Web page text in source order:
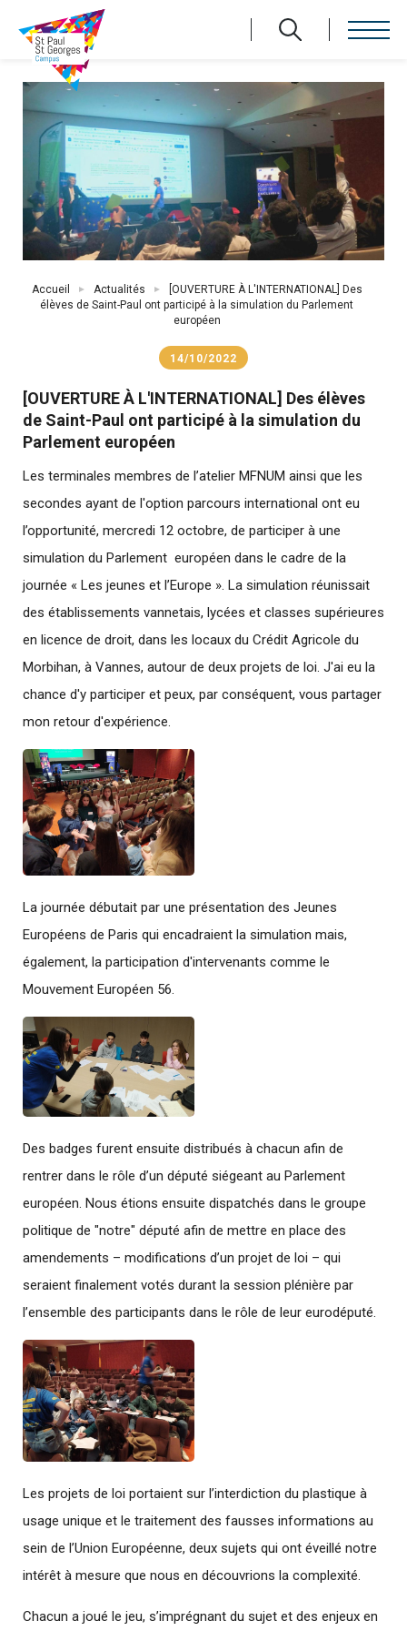
principal
Fil
d'Ariane
Accueil Actualités
[OUVERTURE À L'INTERNATIONAL] Des
élèves de Saint-Paul ont participé à la simulation du Parlement
européen
14/10/2022
[OUVERTURE À L'INTERNATIONAL] Des élèves
de Saint-Paul ont participé à la simulation du
Parlement européen
Les terminales membres de l’atelier MFNUM ainsi que les
secondes ayant de l'option parcours international ont eu
l’opportunité, mercredi 12 octobre, de participer à une
simulation du Parlement européen dans le cadre de la
journée « Les jeunes et l’Europe ». La simulation réunissait
des établissements vannetais, lycées et classes supérieures
en licence de droit, dans les locaux du Crédit Agricole du
Morbihan, à Vannes, autour de deux projets de loi. J'ai eu la
chance d'y participer et peux, par conséquent, vous partager
mon retour d'expérience.
La journée débutait par une présentation des Jeunes
Européens de Paris qui encadraient la simulation mais,
également, la participation d'intervenants comme le
Mouvement Européen 56.
Des badges furent ensuite distribués à chacun afin de
rentrer dans le rôle d’un député siégeant au Parlement
européen. Nous étions ensuite dispatchés dans le groupe
politique de "notre" député afin de mettre en place des
amendements – modifications d’un projet de loi – qui
seraient finalement votés durant la session plénière par
l’ensemble des participants dans le rôle de leur eurodéputé.
Les projets de loi portaient sur l’interdiction du plastique à
usage unique et le traitement des fausses informations au
sein de l’Union Européenne, deux sujets qui ont éveillé notre
intérêt à mesure que nous en découvrions la complexité.
Chacun a joué le jeu, s’imprégnant du sujet et des enjeux en